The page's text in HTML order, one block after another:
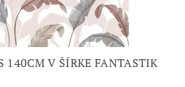
140CM V ŠÍRKE FANTASTIK